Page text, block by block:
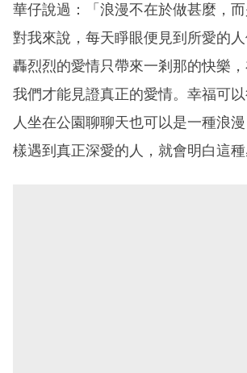
華仔說過：「浪漫不在於做甚麼，而
對我來說，每天睜眼便見到所愛的
轟烈烈的愛情只帶來一剎那的快樂
我們才能見證真正的愛情。幸福可
人坐在公園聊聊天也可以是一種浪
樣遇到真正深愛的人，就會明白這種